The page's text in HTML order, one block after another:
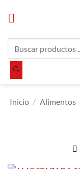
productos
Inicio / Alimentos